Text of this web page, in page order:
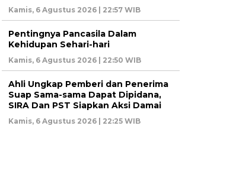
Kamis, 6 Agustus 2026 | 22:57 WIB
Pentingnya Pancasila Dalam
Kehidupan Sehari-hari
Kamis, 6 Agustus 2026 | 22:50 WIB
Ahli Ungkap Pemberi dan Penerima
Suap Sama-sama Dapat Dipidana,
SIRA Dan PST Siapkan Aksi Damai
Kamis, 6 Agustus 2026 | 22:25 WIB